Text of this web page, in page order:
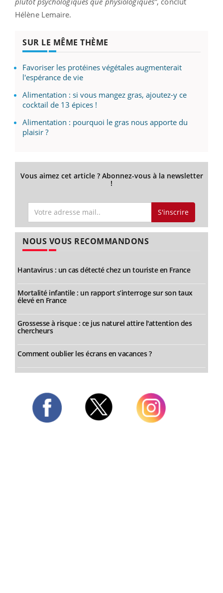
Hélène Lemaire.
SUR LE MÊME THÈME
Favoriser les protéines végétales augmenterait
l'espérance de vie
Alimentation : si vous mangez gras, ajoutez-y ce
cocktail de 13 épices !
Alimentation : pourquoi le gras nous apporte du
plaisir ?
Vous aimez cet article ? Abonnez-vous à la newsletter
!
S'inscrire
NOUS VOUS RECOMMANDONS
Hantavirus : un cas détecté chez un touriste en France
Mortalité infantile : un rapport s’interroge sur son taux
élevé en France
Grossesse à risque : ce jus naturel attire l'attention des
chercheurs
Comment oublier les écrans en vacances ?